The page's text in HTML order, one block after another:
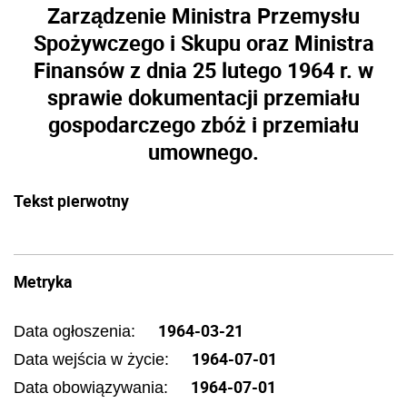
Zarządzenie Ministra Przemysłu
Spożywczego i Skupu oraz Ministra
Finansów z dnia 25 lutego 1964 r. w
sprawie dokumentacji przemiału
gospodarczego zbóż i przemiału
umownego.
Tekst pierwotny
Metryka
Data ogłoszenia: 1964-03-21
Data wejścia w życie: 1964-07-01
Data obowiązywania: 1964-07-01